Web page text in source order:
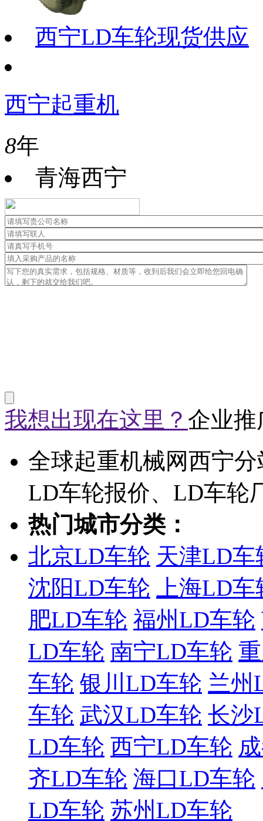
西宁LD车轮现货供应
西宁起重机
8年
青海西宁
我想出现在这里？ 企业推
全球起重机械网西宁
LD车轮报价、LD车轮
热门城市分类：
北京LD车轮 天津LD车
沈阳LD车轮
上海LD车
肥LD车轮 福州LD车轮
LD车轮 南宁LD车轮
车轮 银川LD车轮 兰州
车轮 武汉LD车轮 长沙
LD车轮 西宁LD车轮
齐LD车轮 海口LD车轮
LD车轮 苏州LD车轮